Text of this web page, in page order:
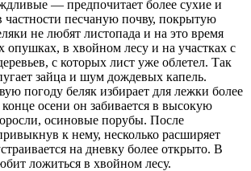
— предпочитает более сухие и
частности песчаную почву, покрытую
не любят листопада и на это время
опушках, в хвойном лесу и на участках с
с которых лист уже облетел. Так
зайца и шум дождевых капель.
погоду беляк избирает для лежки более
осени он забивается в высокую
осиновые порубы. После
к нему, несколько расширяет
на дневку более открыто. В
ложиться в хвойном лесу.